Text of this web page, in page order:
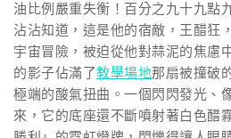
油比例嚴重失衡！百分之九十九點
沾沾知道，這是他的宿敵，王醋狂，
宇宙冒險，被迫從他對蒜泥的焦慮
的影子佔滿了教學場地那扇被撞破
極端的酸氣扭曲。一個閃閃發光、
來，它的底座還不斷噴射著白色醋